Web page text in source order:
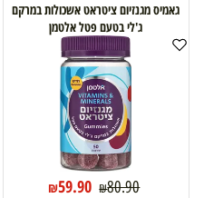
גאמיס מגנזיום ציטראט אשכולות במרקם
ג'לי בטעם פטל אלטמן
₪80.90
₪59.90